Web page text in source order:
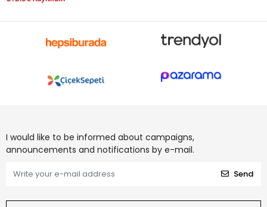
I would like to be informed about campaigns,
announcements and notifications by e-mail.
Send